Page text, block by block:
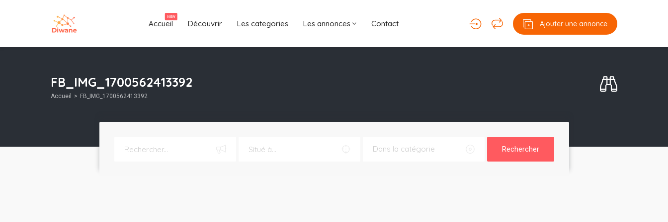
Accueil
NEW
Découvrir Les categories Les annonces Contact Ajouter une annonce
FB_IMG_1700562413392
Accueil FB_IMG_1700562413392
Rechercher